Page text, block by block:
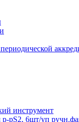
инструмент
рS2, 6шт/уп